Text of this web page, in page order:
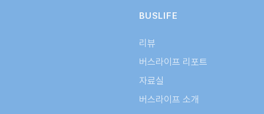
BUSLIFE
리뷰
버스라이프 리포트
자료실
버스라이프 소개